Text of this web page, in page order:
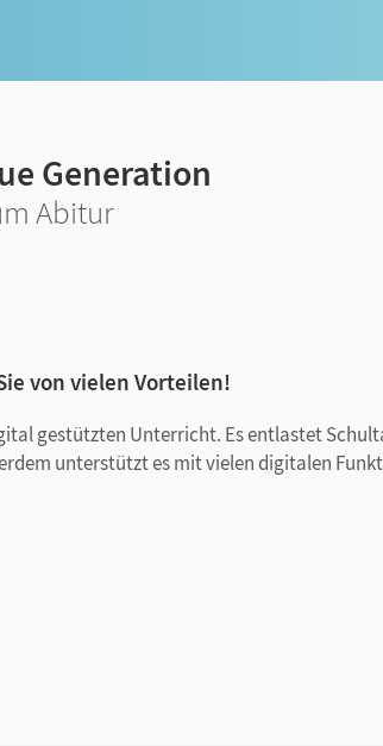
Generation
Abitur
von vielen Vorteilen!
gestützten Unterricht. Es entlastet
unterstützt es mit vielen digitalen